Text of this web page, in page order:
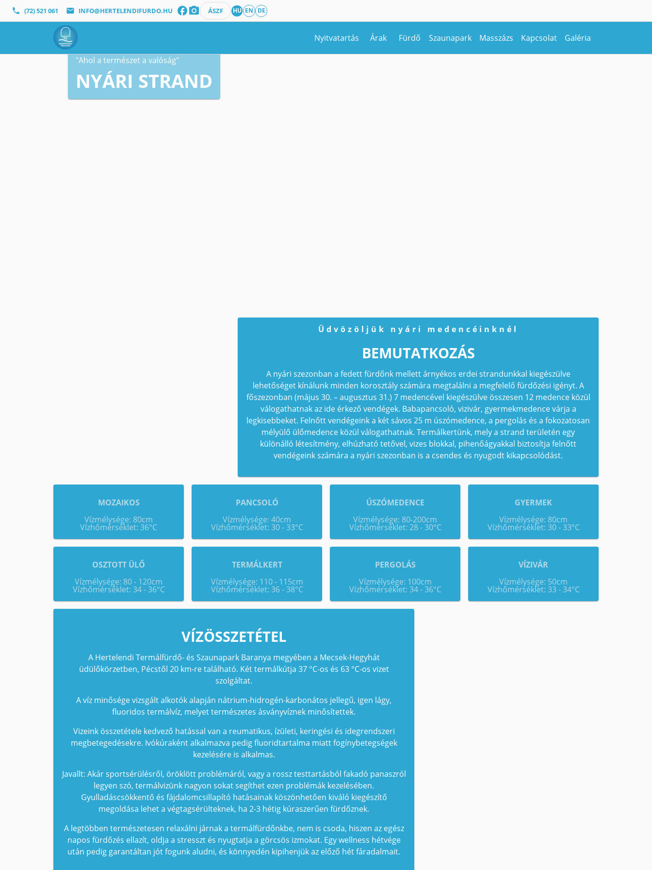
phone (72) 521 061 mail INFO@HERTELENDIFURDO.HU facebookphoto_camera ÁSZF HU EN DE
Nyitvatartás Árak Fürdő Szaunapark Masszázs Kapcsolat Galéria
"Ahol a természet a valóság"
NYÁRI STRAND
Üdvözöljük nyári medencéinknél
BEMUTATKOZÁS
A nyári szezonban a fedett fürdőnk mellett árnyékos erdei strandunkkal kiegészülve
lehetőséget kínálunk minden korosztály számára megtalálni a megfelelő fürdőzési igényt. A
főszezonban (május 30. – augusztus 31.) 7 medencével kiegészülve összesen 12 medence közül
válogathatnak az ide érkező vendégek. Babapancsoló, vizivár, gyermekmedence várja a
legkisebbeket. Felnőtt vendégeink a két sávos 25 m úszómedence, a pergolás és a fokozatosan
mélyülő ülőmedence közül válogathatnak. Termálkertünk, mely a strand területén egy
különálló létesítmény, elhúzható tetővel, vizes blokkal, pihenőágyakkal biztosítja felnőtt
vendégeink számára a nyári szezonban is a csendes és nyugodt kikapcsolódást.
MOZAIKOS
Vízmélysége: 80cm
Vízhőmérséklet: 36°C
PANCSOLÓ
Vízmélysége: 40cm
Vízhőmérséklet: 30 - 33°C
ÚSZÓMEDENCE
Vízmélysége: 80-200cm
Vízhőmérséklet: 28 - 30°C
GYERMEK
Vízmélysége: 80cm
Vízhőmérséklet: 30 - 33°C
OSZTOTT ÜLŐ
Vízmélysége: 80 - 120cm
Vízhőmérséklet: 34 - 36°C
TERMÁLKERT
Vízmélysége: 110 - 115cm
Vízhőmérséklet: 36 - 38°C
PERGOLÁS
Vízmélysége: 100cm
Vízhőmérséklet: 34 - 36°C
VÍZIVÁR
Vízmélysége: 50cm
Vízhőmérséklet: 33 - 34°C
VÍZÖSSZETÉTEL
A Hertelendi Termálfürdő- és Szaunapark Baranya megyében a Mecsek-Hegyhát
üdülőkörzetben, Pécstől 20 km-re található. Két termálkútja 37 °C-os és 63 °C-os vizet
szolgáltat.
A víz minősége vizsgált alkotók alapján nátrium-hidrogén-karbonátos jellegű, igen lágy,
fluoridos termálvíz, melyet természetes ásványvíznek minősítettek.
Vizeink összetétele kedvező hatással van a reumatikus, ízületi, keringési és idegrendszeri
megbetegedésekre. Ivókúraként alkalmazva pedig fluoridtartalma miatt fogínybetegségek
kezelésére is alkalmas.
Javallt: Akár sportsérülésről, öröklött problémáról, vagy a rossz testtartásból fakadó panaszról
legyen szó, termálvizünk nagyon sokat segíthet ezen problémák kezelésében.
Gyulladáscsökkentő és fájdalomcsillapító hatásainak köszönhetően kiváló kiegészítő
megoldása lehet a végtagsérülteknek, ha 2-3 hétig kúraszerűen fürdőznek.
A legtöbben természetesen relaxálni járnak a termálfürdőnkbe, nem is csoda, hiszen az egész
napos fürdőzés ellazít, oldja a stresszt és nyugtatja a görcsös izmokat. Egy wellness hétvége
után pedig garantáltan jót fogunk aludni, és könnyedén kipihenjük az előző hét fáradalmait.